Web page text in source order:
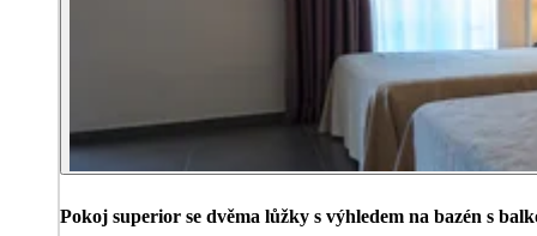
Pokoj superior se dvěma lůžky s výhledem na bazén s